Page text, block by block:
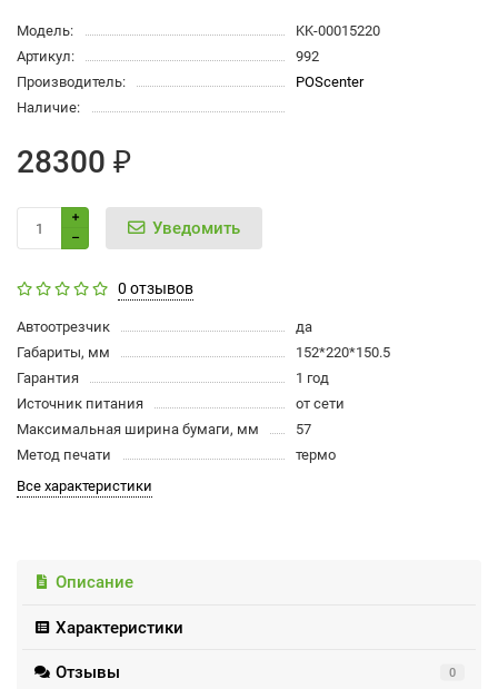
Модель:
KK-00015220
Артикул:
992
Производитель:
POScenter
Наличие:
28300 ₽
Уведомить
0 отзывов
Автоотрезчик
да
Габариты, мм
152*220*150.5
Гарантия
1 год
Источник питания
от сети
Максимальная ширина бумаги, мм
57
Метод печати
термо
Все характеристики
Описание
Характеристики
Отзывы 0